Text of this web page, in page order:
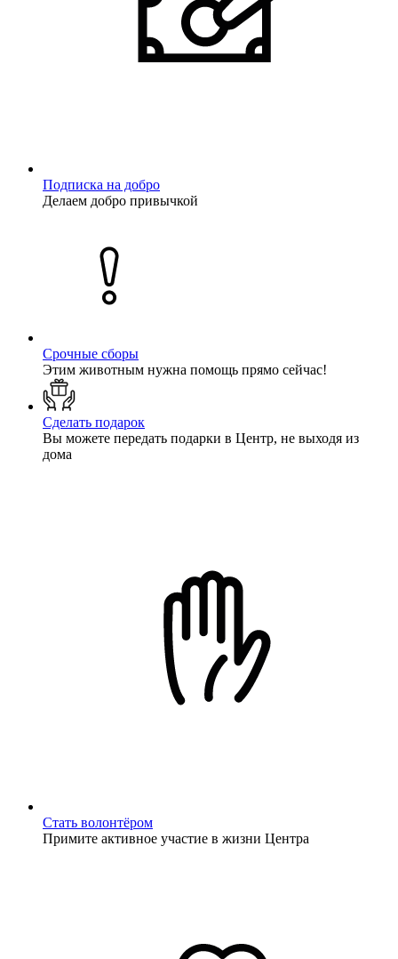
Подписка на добро
Делаем добро привычкой
Срочные сборы
Этим животным нужна помощь прямо сейчас!
Сделать подарок
Вы можете передать подарки в Центр, не выходя из
дома
Стать волонтёром
Примите активное участие в жизни Центра